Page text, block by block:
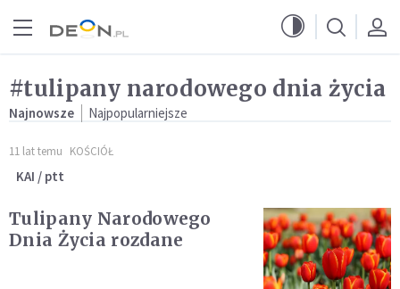
#tulipany narodowego dnia życia
Najnowsze Najpopularniejsze
11 lat temu KOŚCIÓŁ
KAI / ptt
Tulipany Narodowego
Dnia Życia rozdane